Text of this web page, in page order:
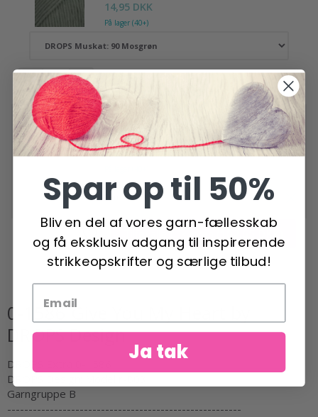
14,95 DKK
På lager (40+)
HobbyArts
Maskemarkører 25 stk
Pris fra12,95 DKK
Fjern fra kit
Tilføj alle til kurven
0-1586 Give You My Heart by
DROPS Design
DROPS Extra 0-1586
DROPS Design: Model r-803
Garngruppe B
-------------------------------------------------------
Spar op til 50%
Bliv en del af vores garn-fællesskab
og få eksklusiv adgang til inspirerende
strikkeopskrifter og særlige tilbud!
Ja tak